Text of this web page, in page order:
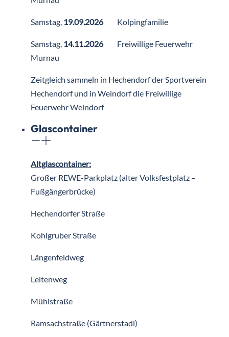
Samstag, 19.09.2026Kolpingfamilie
Samstag, 14.11.2026Freiwillige Feuerwehr
Murnau
Zeitgleich sammeln in Hechendorf der Sportverein
Hechendorf und in Weindorf die Freiwillige
Feuerwehr Weindorf
Glascontainer
Altglascontainer:
Großer REWE-Parkplatz (alter Volksfestplatz –
Fußgängerbrücke)
Hechendorfer Straße
Kohlgruber Straße
Längenfeldweg
Leitenweg
Mühlstraße
Ramsachstraße (Gärtnerstadl)